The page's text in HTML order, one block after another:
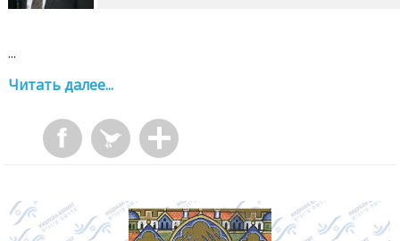
...
Читать далее...